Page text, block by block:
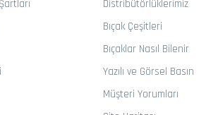
Distribütörlüklerimiz
Bıçak Çeşitleri
Bıçaklar Nasıl Bilenir
Yazılı ve Görsel Basın
Müşteri Yorumları